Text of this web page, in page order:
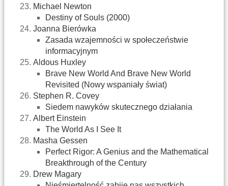
Michael Newton
Destiny of Souls (2000)
Joanna Bierówka
Zasada wzajemności w społeczeństwie
informacyjnym‎
Aldous Huxley
Brave New World And Brave New World
Revisited‎ (Nowy wspaniały świat)
Stephen R. Covey
Siedem nawyków skutecznego działania‎
Albert Einstein
The World As I See It
Masha Gessen
Perfect Rigor: A Genius and the Mathematical
Breakthrough of the Century
Drew Magary